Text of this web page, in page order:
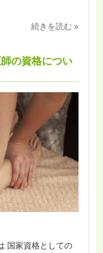
続きを読む »
の資格につい
国家資格としての